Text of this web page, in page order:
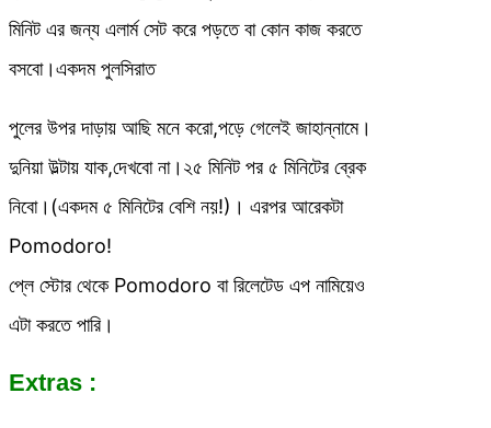
মিনিট এর জন্য এলার্ম সেট করে পড়তে বা কোন কাজ করতে
বসবো।একদম পুলসিরাত
পুলের উপর দাড়ায় আছি মনে করো,পড়ে গেলেই জাহান্নামে।
দুনিয়া উল্টায় যাক,দেখবো না।২৫ মিনিট পর ৫ মিনিটের ব্রেক
নিবো।(একদম ৫ মিনিটের বেশি নয়!)। এরপর আরেকটা
Pomodoro!
প্লে স্টোর থেকে Pomodoro বা রিলেটেড এপ নামিয়েও
এটা করতে পারি।
Extras :